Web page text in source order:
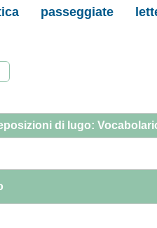
passeggiate
di lugo: